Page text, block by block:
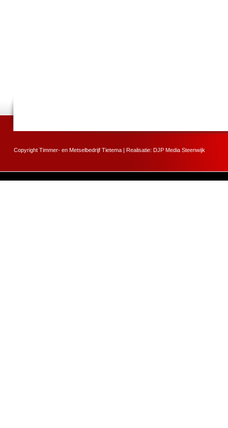
Copyright Timmer- en Metselbedrijf Tietema | Realisatie: DJP Media Steenwijk